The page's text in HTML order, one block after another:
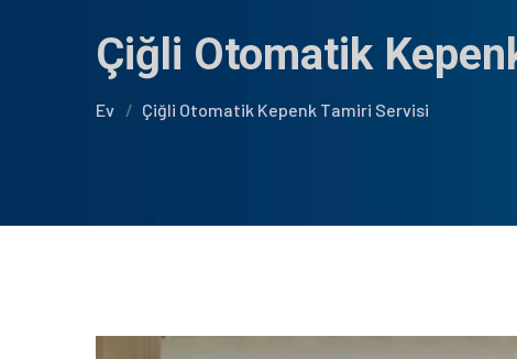
Çiğli Otomatik
Ev Çiğli Otomatik Kepenk Tamiri Servisi